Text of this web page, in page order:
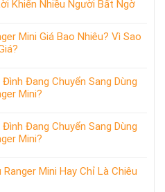
Khiến Nhiều Người Bất Ngờ
Mini Giá Bao Nhiêu? Vì Sao
Đang Chuyển Sang Dùng
Mini?
Đang Chuyển Sang Dùng
Mini?
Mini Hay Chỉ Là Chiêu